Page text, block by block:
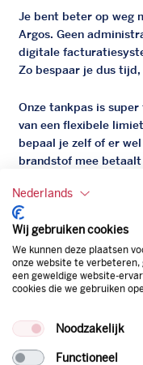
Je bent beter op weg
Argos. Geen
digitale
Zo bespaar je dus tijd,
Onze tankpas is
van een flexibele
bepaal je zelf of er
brandstof mee betaalt
korting. Mocht de
natuurlijk de prijs aan
van de laagste prijs.
tankpas
laadpas
Nederlands
Wij gebruiken cookies
We kunnen deze plaatsen
onze website te
een geweldige website-
cookies die we gebruiken
Noodzakelijk
Functioneel